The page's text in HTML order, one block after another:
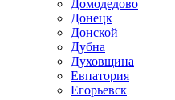
Домодедово
Донецк
Донской
Дубна
Духовщина
Евпатория
Егорьевск